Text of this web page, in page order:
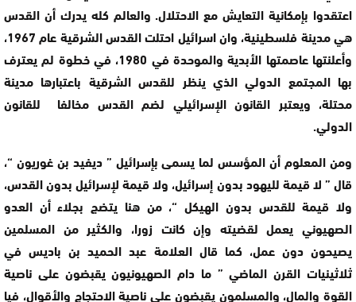
اعتقدوا بإمكانية التعايش مع الاحتلال. والعالم كله يدرك أن القدس
هي مدينة فلسطينية، وان اسرائيل احتلت القدس الشرقية عام 1967،
وأعلنتها عاصمتها الأبدية والموحدة في 1980، في خطوة لم يعترف
بها المجتمع الدولي الذي ينظر للقدس الشرقية باعتبارها مدينة
محتلة، ويعتبر القانون الإسرائيلي لضم القدس مخالفا للقانون
الدولي.
ومن المعلوم أن المؤسس لما يسمى بإسرائيل ” ديفيد بن غوريون “،
قال ” لا قيمة لليهود بدون إسرائيل، ولا قيمة لإسرائيل بدون القدس،
ولا قيمة للقدس بدون الهيكل “، من هنا يتضج بجلاء أن العدو
الصهيوني يعمل لقضيته وإن كانت زورا، والكثير من المسلمين
يصيحون دون عمل، كما قال العلامة عبد الحميد بن باديس في
ثلاثينيات القرن الماضي ” ما دام الصهيونيون يقبضون على ناصية
القوة والمال، والمسلمون يقبضون على ناصية الاحتجاج والأقوال، فيا